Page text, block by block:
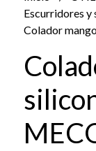
Escurridores y
Colador